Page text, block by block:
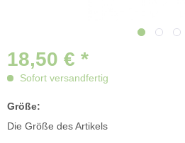
18,50 € *
Sofort versandfertig
Größe:
Die Größe des Artikels